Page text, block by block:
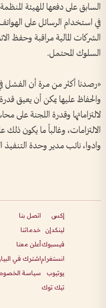
السابق على دفعها للهيئة
في استخدام الرسائل على
الشركات المالية مراقبة وحفظ
السلوك المحتمل.
«رصدنا أكثر من مرة أن الفشل
والحفاظ عليها يمكن أن يعيق
لالتزاماتها وقدرة اللجنة على
الالتزامات، وغالباً ما يكون
وادوا، نائب مدير وحدة التنفيذ
إكس
لينكدإن
فيسبوك
انستغرام
يوتيوب
تيك توك
اتصل بنا
خدماتنا
أعلن معنا
اشترك في
سياسة